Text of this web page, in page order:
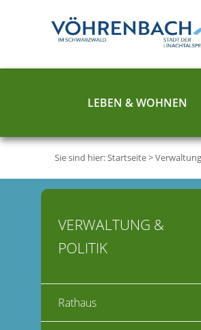
LEBEN & WOHNEN
Sie sind hier:Startseite>
VERWALTUNG &
POLITIK
Rathaus